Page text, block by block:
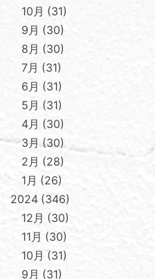
10月
31
9月
30
8月
30
7月
31
6月
31
5月
31
4月
30
3月
30
2月
28
1月
26
2024 346
12月
30
11月
30
10月
31
9月
31